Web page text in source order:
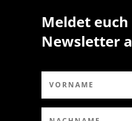
Meldet
Newsletter